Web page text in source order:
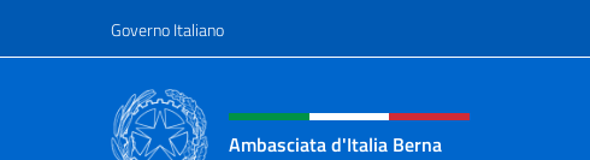
Governo Italiano
Intestazione sito, social e
Ambasciata d'Italia Berna